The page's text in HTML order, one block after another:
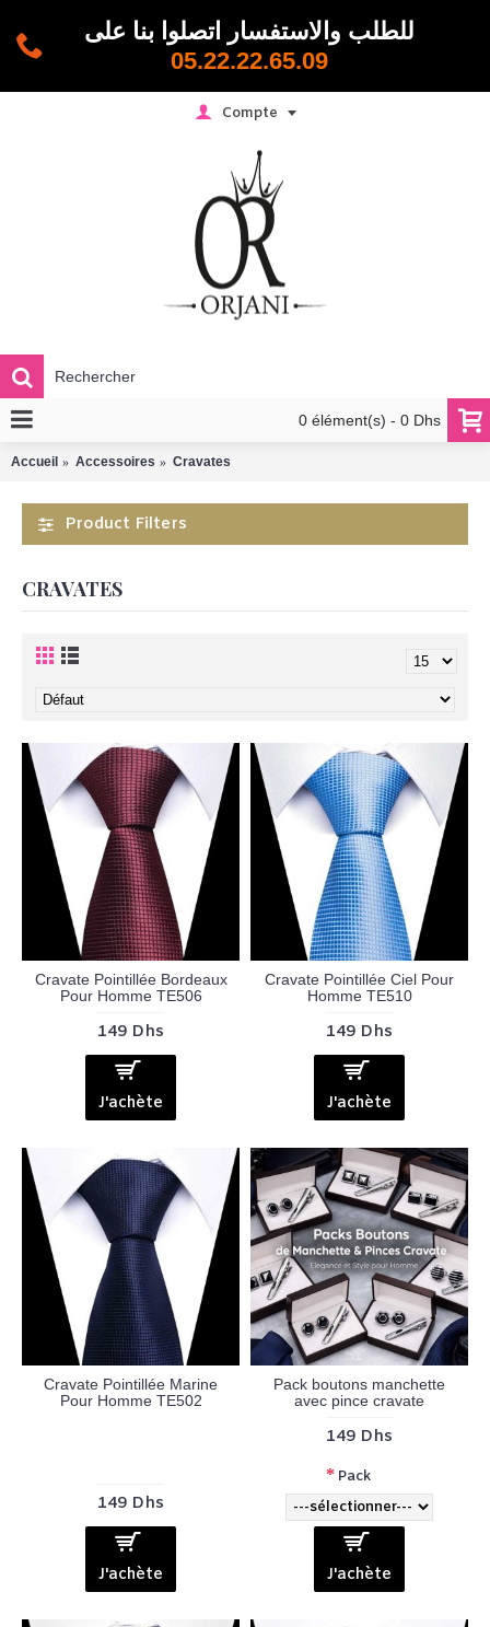
للطلب والاستفسار اتصلوا بنا على
05.22.22.65.09
Compte
0 élément(s) - 0 Dhs
Accueil Accessoires Cravates
Product Filters
CRAVATES
Cravate Pointillée Bordeaux
Pour Homme TE506
149 Dhs
J'achète
Cravate Pointillée Ciel Pour
Homme TE510
149 Dhs
J'achète
Cravate Pointillée Marine
Pour Homme TE502
149 Dhs
J'achète
Pack boutons manchette
avec pince cravate
149 Dhs
Pack
J'achète